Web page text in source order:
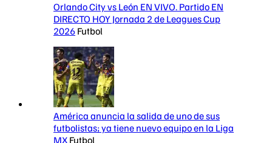
Orlando City vs León EN VIVO. Partido EN
DIRECTO HOY Jornada 2 de Leagues Cup
2026 Futbol
América anuncia la salida de uno de sus
futbolistas; ya tiene nuevo equipo en la Liga
MX Futbol